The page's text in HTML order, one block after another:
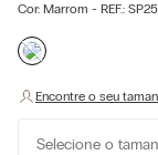
Cor: Marrom - REF.:
Selecione o